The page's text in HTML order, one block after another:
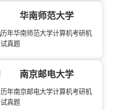
华南师范大学
历年华南师范大学计算机考研机
试真题
南京邮电大学
历年南京邮电大学计算机考研机
试真题